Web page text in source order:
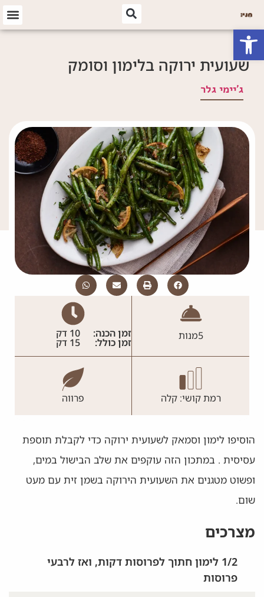
פתח סרגל נגישות
שעועית ירוקה בלימון וסומק
ג'יימי גלר
5מנות זמן הכנה: 10 דק
זמן כולל: 15 דק
רמת קושי: קלה פרווה
הוסיפו לימון וסמאק לשעועית ירוקה כדי לקבלת תוספת
עסיסית . במתכון הזה עוקפים את שלב הבישול במים,
ופשוט מטגנים את השעועית הירוקה בשמן זית עם מעט
שום.
מצרכים
1/2 לימון חתוך לפרוסות דקות, ואז לרבעי
פרוסות